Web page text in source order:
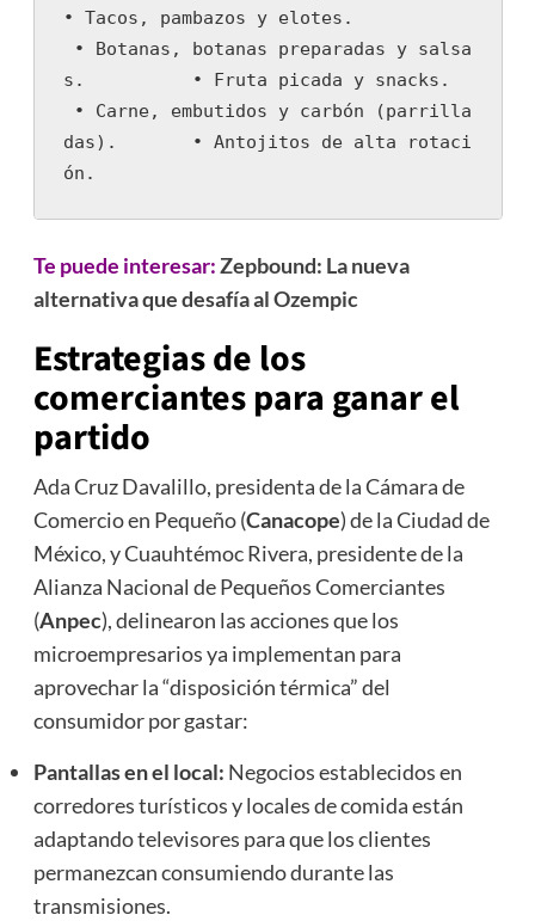
• Tacos, pambazos y elotes.
s.          • Fruta picada y snacks.
das).       • Antojitos de alta rotaci
ón.
Te puede interesar:Zepbound: La nueva
alternativa que desafía al Ozempic
Estrategias de los
comerciantes para ganar el
partido
Ada Cruz Davalillo, presidenta de la Cámara de
Comercio en Pequeño (Canacope) de la Ciudad de
México, y Cuauhtémoc Rivera, presidente de la
Alianza Nacional de Pequeños Comerciantes
(Anpec), delinearon las acciones que los
microempresarios ya implementan para
aprovechar la “disposición térmica” del
consumidor por gastar:
Pantallas en el local: Negocios establecidos en
corredores turísticos y locales de comida están
adaptando televisores para que los clientes
permanezcan consumiendo durante las
transmisiones.